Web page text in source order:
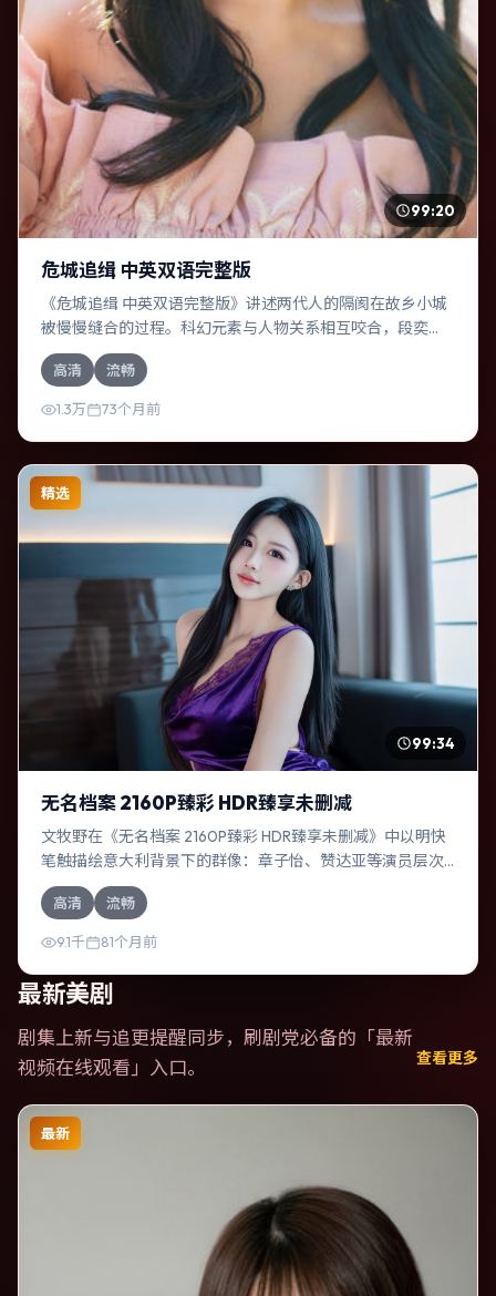
99:20
危城追缉 中英双语完整版
《危城追缉 中英双语完整版》讲述两代人的隔阂在故乡小城
被慢慢缝合的过程。科幻元素与人物关系相互咬合，段奕
宏、谭卓的对手戏尤为出彩。导演斯皮尔伯格善于在长镜头
中积蓄张力，本片亦在中国台湾实地取景，增强真实质感。
高清 流畅
1.3万 73个月前
精选
99:34
无名档案 2160P臻彩 HDR臻享未删减
文牧野在《无名档案 2160P臻彩 HDR臻享未删减》中以明快
笔触描绘意大利背景下的群像：章子怡、赞达亚等演员层次
丰富。作为一部奇幻作品，故事从日常裂缝切入，逐步推向
不可逆转的结局；视听语言统一，情感落点克制有力。
高清 流畅
9.1千 81个月前
最新美剧
剧集上新与追更提醒同步，刷剧党必备的「最新
视频在线观看 」入口。 查看更多
最新